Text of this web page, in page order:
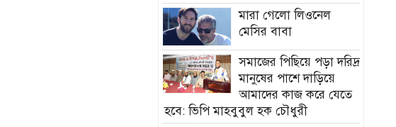
মারা গেলো লিওনেল
মেসির বাবা
সমাজের পিছিয়ে পড়া দরিদ্র
মানুষের পাশে দাড়িয়ে
আমাদের কাজ করে যেতে
হবে: ভিপি মাহবুবুল হক চৌধুরী